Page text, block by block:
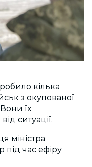
кілька
з окупованої
їх
ситуації.
міністра
під час ефіру